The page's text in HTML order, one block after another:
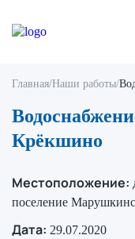
Главная/Наши работы/
Крёкшино
Местоположение:
поселение
Дата: 29.07.2020